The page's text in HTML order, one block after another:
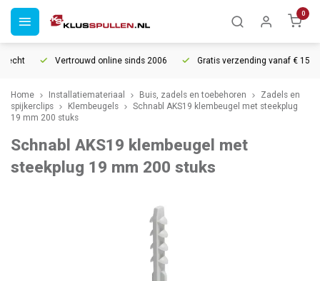
0
Vertrouwd online sinds 2006 Gratis verzending vanaf € 150
Home Installatiemateriaal Buis, zadels en toebehoren
Zadels en
spijkerclips
Klembeugels
Schnabl AKS19 klembeugel met steekplug
19 mm 200 stuks
Schnabl AKS19 klembeugel met
steekplug 19 mm 200 stuks